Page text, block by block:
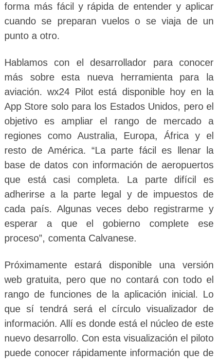
forma más fácil y rápida de entender y aplicar
cuando se preparan vuelos o se viaja de un
punto a otro.
Hablamos con el desarrollador para conocer
más sobre esta nueva herramienta para la
aviación. wx24 Pilot está disponible hoy en la
App Store solo para los Estados Unidos, pero el
objetivo es ampliar el rango de mercado a
regiones como Australia, Europa, África y el
resto de América. “La parte fácil es llenar la
base de datos con información de aeropuertos
que está casi completa. La parte difícil es
adherirse a la parte legal y de impuestos de
cada país. Algunas veces debo registrarme y
esperar a que el gobierno complete ese
proceso”, comenta Calvanese.
Próximamente estará disponible una versión
web gratuita, pero que no contará con todo el
rango de funciones de la aplicación inicial. Lo
que sí tendrá será el círculo visualizador de
información. Allí es donde está el núcleo de este
nuevo desarrollo. Con esta visualización el piloto
puede conocer rápidamente información que de